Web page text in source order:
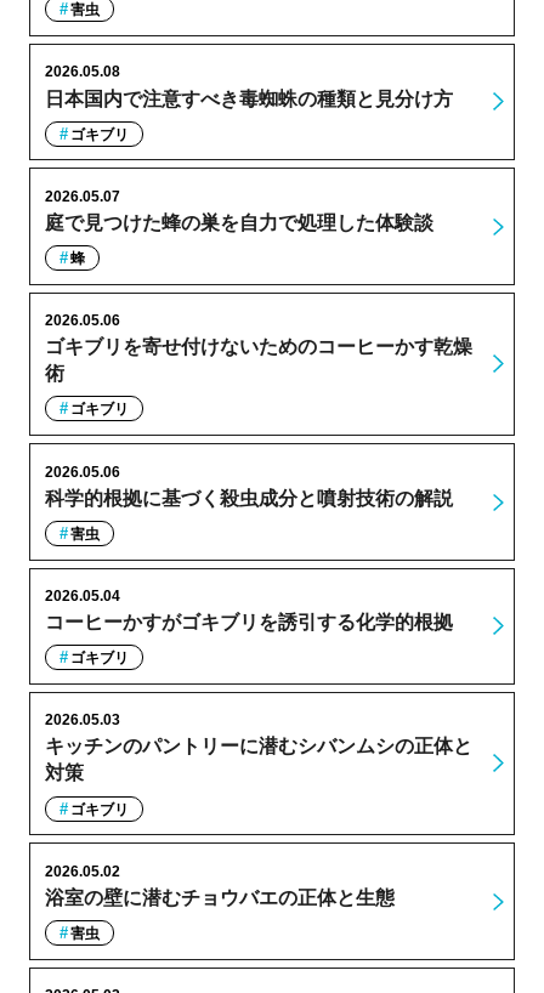
害虫
日本国内で注意すべき毒蜘蛛の種類と見分け方
2026.05.08
ゴキブリ
庭で見つけた蜂の巣を自力で処理した体験談
2026.05.07
蜂
ゴキブリを寄せ付けないためのコーヒーかす乾燥
術
2026.05.06
ゴキブリ
科学的根拠に基づく殺虫成分と噴射技術の解説
2026.05.06
害虫
コーヒーかすがゴキブリを誘引する化学的根拠
2026.05.04
ゴキブリ
キッチンのパントリーに潜むシバンムシの正体と
対策
2026.05.03
ゴキブリ
浴室の壁に潜むチョウバエの正体と生態
2026.05.02
害虫